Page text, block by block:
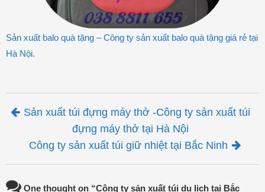
Hà Nội.
Post navigation
Sản xuất túi đựng máy thở -Công ty sản xuất túi
đựng máy thở tại Hà Nội
Công ty sản xuất túi giữ nhiệt tại Bắc Ninh